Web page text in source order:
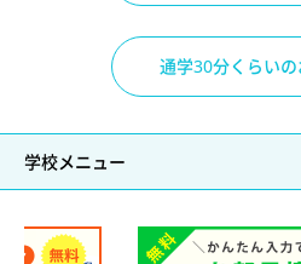
通学30分くらい
学校メニュー